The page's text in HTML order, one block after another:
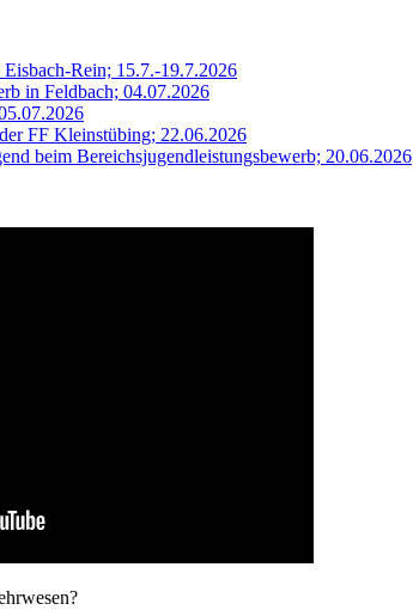
Rein; 15.7.-19.7.2026
in Feldbach; 04.07.2026
FF Kleinstübing; 22.06.2026
beim Bereichsjugendleistungsbewerb; 20.06.2026